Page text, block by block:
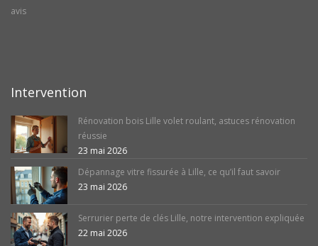
avis
Intervention
Rénovation bois Lille volet roulant, astuces rénovation
réussie
23 mai 2026
Dépannage vitre fissurée à Lille, ce qu’il faut savoir
23 mai 2026
Serrurier perte de clés Lille, notre intervention expliquée
22 mai 2026